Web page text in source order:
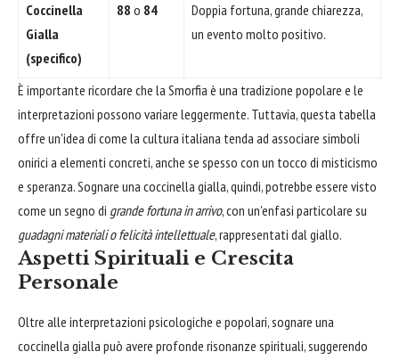
Coccinella
Gialla
(specifico)
88 o 84
Doppia fortuna, grande chiarezza,
un evento molto positivo.
È importante ricordare che la Smorfia è una tradizione popolare e le
interpretazioni possono variare leggermente. Tuttavia, questa tabella
offre un'idea di come la cultura italiana tenda ad associare simboli
onirici a elementi concreti, anche se spesso con un tocco di misticismo
e speranza. Sognare una coccinella gialla, quindi, potrebbe essere visto
come un segno di grande fortuna in arrivo, con un'enfasi particolare su
guadagni materiali o felicità intellettuale, rappresentati dal giallo.
Aspetti Spirituali e Crescita
Personale
Oltre alle interpretazioni psicologiche e popolari, sognare una
coccinella gialla può avere profonde risonanze spirituali, suggerendo